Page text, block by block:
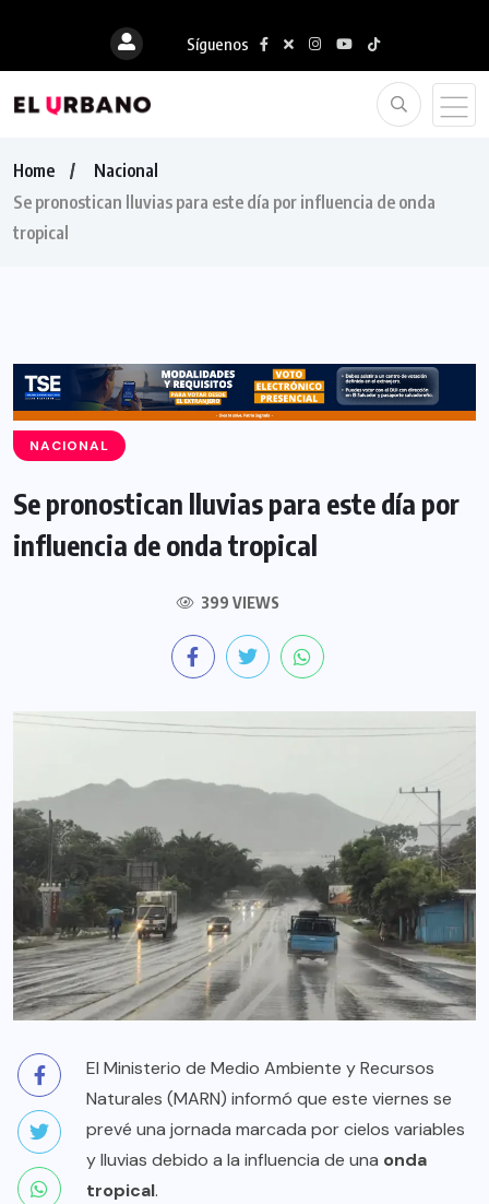
Síguenos
Home
Nacional
Se pronostican lluvias para este día por influencia de onda
tropical
NACIONAL
Se pronostican lluvias para este día por
influencia de onda tropical
399 VIEWS
El Ministerio de Medio Ambiente y Recursos
Naturales (MARN) informó que este viernes se
prevé una jornada marcada por cielos variables
y lluvias debido a la influencia de una onda
tropical.